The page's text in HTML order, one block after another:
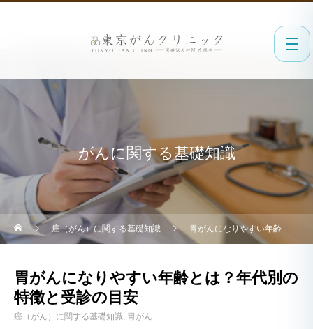
がんに関する基礎知識
癌（がん）に関する基礎知識 胃がんになりやすい年齢とは？年代別の特徴と受診の目安
胃がんになりやすい年齢とは？年代別の
特徴と受診の目安
癌（がん）に関する基礎知識 胃がん